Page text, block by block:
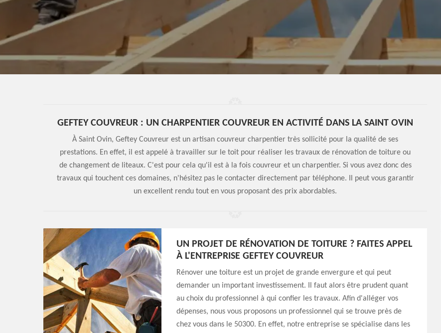
GEFTEY COUVREUR : UN CHARPENTIER COUVREUR EN ACTIVITÉ DANS LA SAINT OVIN
À Saint Ovin, Geftey Couvreur est un artisan couvreur charpentier très sollicité pour la qualité de ses
prestations. En effet, il est appelé à travailler sur le toit pour réaliser les travaux de rénovation de toiture ou
de changement de liteaux. C'est pour cela qu'il est à la fois couvreur et un charpentier. Si vous avez donc des
travaux qui touchent ces domaines, n'hésitez pas le contacter directement par téléphone. Il peut vous garantir
un excellent rendu tout en vous proposant des prix abordables.
UN PROJET DE RÉNOVATION DE TOITURE ? FAITES APPEL
À L'ENTREPRISE GEFTEY COUVREUR
Rénover une toiture est un projet de grande envergure et qui peut
demander un important investissement. Il faut alors être prudent quant
au choix du professionnel à qui confier les travaux. Afin d'alléger vos
dépenses, nous vous proposons un professionnel qui se trouve près de
chez vous dans le 50300. En effet, notre entreprise se spécialise dans les